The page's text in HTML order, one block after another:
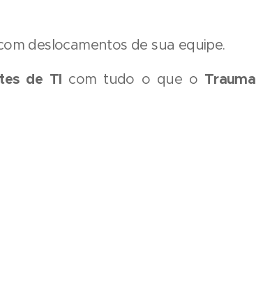
deslocamentos de sua equipe.
de TI com tudo o que o Trauma